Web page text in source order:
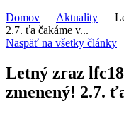
Domov
Aktuality
2.7. ťa čakáme v...
Naspäť na všetky články
Letný zraz
zmenený! 2.7.